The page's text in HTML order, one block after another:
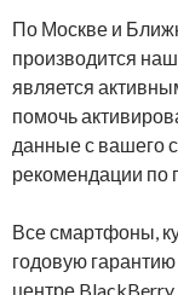
По Москве и
производится
является
помочь
данные с вашего
рекомендации по
Все смартфоны,
годовую
центре